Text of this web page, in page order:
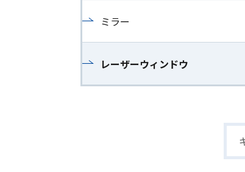
ミラー
レーザーウィンドウ